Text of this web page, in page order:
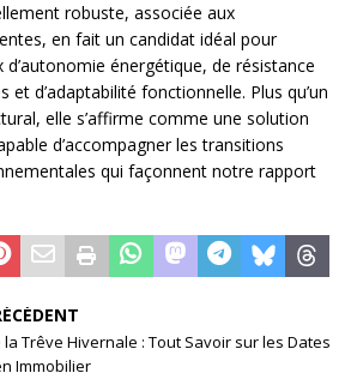
robuste, associée aux
en fait un candidat idéal pour
énergétique, de résistance
et d’adaptabilité fonctionnelle. Plus qu’un
elle s’affirme comme une solution
d’accompagner les transitions
qui façonnent notre rapport
la Trêve Hivernale : Tout Savoir sur les Dates
Immobilier